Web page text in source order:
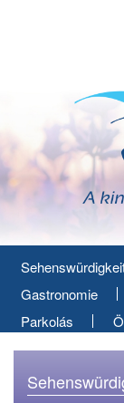
Gastronomie
Parkolás